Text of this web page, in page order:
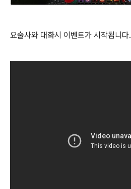
요술사와 대화시 이벤트가 시작됩니다.